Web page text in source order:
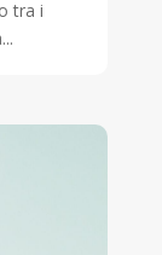
tra i